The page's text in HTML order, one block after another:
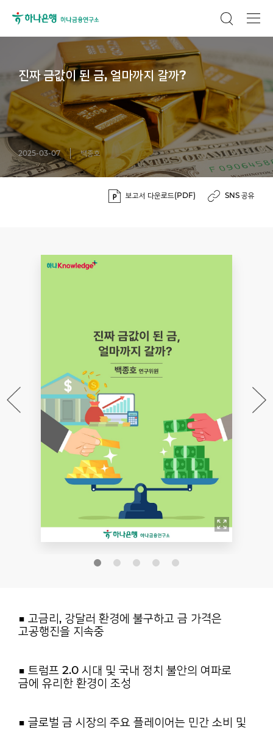
진짜 금값이 된 금, 얼마까지 갈까?
2025-03-07 백종호
보고서 다운로드(PDF) SNS 공유
■ 고금리, 강달러 환경에 불구하고 금 가격은
고공행진을 지속중
■ 트럼프 2.0 시대 및 국내 정치 불안의 여파로
금에 유리한 환경이 조성
■ 글로벌 금 시장의 주요 플레이어는 민간 소비 및